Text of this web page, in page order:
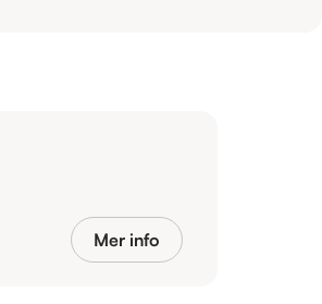
Mer info